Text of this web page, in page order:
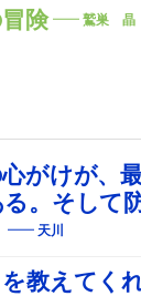
険 鷲巣 晶
がけが、
。そして
天川
を教えてく